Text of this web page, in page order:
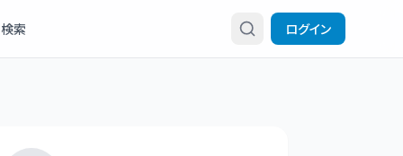
検索 ログイン